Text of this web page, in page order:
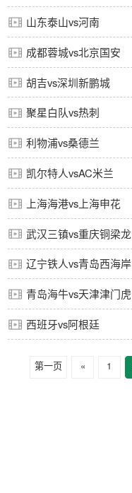
山东泰山vs河南
成都蓉城vs北京国安
胡吉vs深圳新鹏城
聚星白队vs热刺
利物浦vs桑德兰
凯尔特人vsAC米兰
上海海港vs上海申花
武汉三镇vs重庆铜梁龙
辽宁铁人vs青岛西海岸
青岛海牛vs天津津门虎
西班牙vs阿根廷
第一页 « 1